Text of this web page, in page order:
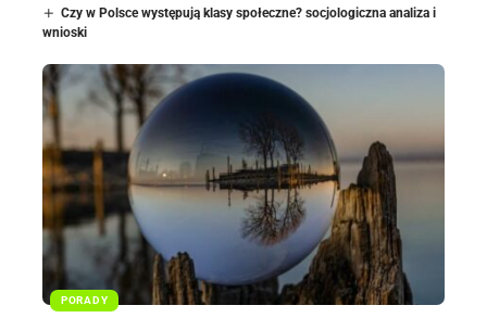
Czy w Polsce występują klasy społeczne? socjologiczna analiza i
wnioski
PORADY